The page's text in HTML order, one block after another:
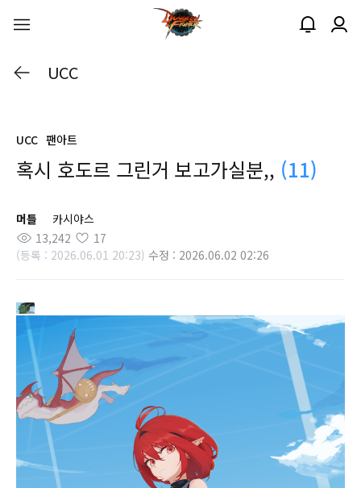
UCC
UCC 팬아트
혹시 호도르 그린거 보고가실분,, (11)
머틀
카시야스
13,242
17
(등록 : 2026.06.01 20:23) 수정 : 2026.06.02 02:26